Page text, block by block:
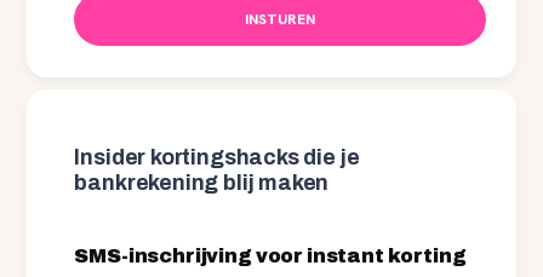
INSTUREN
Insider kortingshacks die je
bankrekening blij maken
SMS-inschrijving voor instant korting